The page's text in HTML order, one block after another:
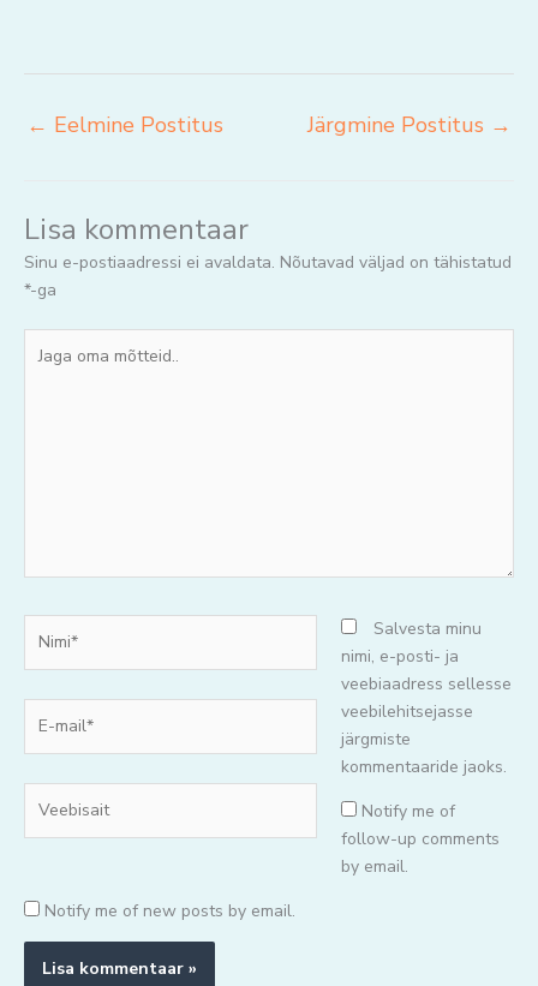
← Eelmine Postitus Järgmine Postitus →
Lisa kommentaar
Sinu e-postiaadressi ei avaldata. Nõutavad väljad on tähistatud
*-ga
oma
mail*
Salvesta minu
nimi, e-posti- ja
veebiaadress sellesse
veebilehitsejasse
järgmiste
kommentaaride jaoks.
Notify me of
follow-up comments
by email.
Notify me of new posts by email.